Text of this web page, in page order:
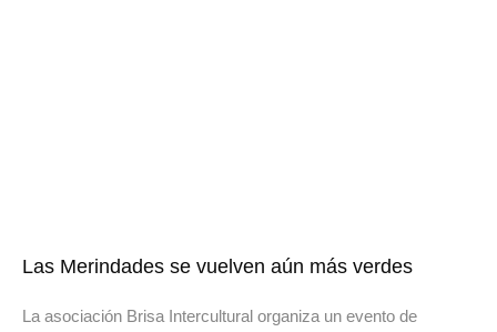
Las Merindades se vuelven aún más verdes
La asociación Brisa Intercultural organiza un evento de